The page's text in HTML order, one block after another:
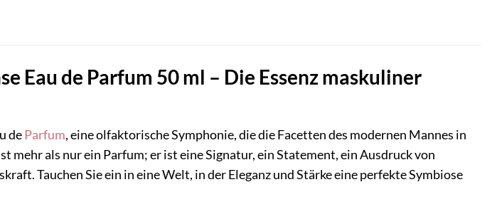
Eau de Parfum 50 ml – Die Essenz maskuliner
deParfum, eine olfaktorische Symphonie, die die Facetten des modernen Mannes in
als nur ein Parfum; er ist eine Signatur, ein Statement, ein Ausdruck von
Tauchen Sie ein in eine Welt, in der Eleganz und Stärke eine perfekte Symbiose